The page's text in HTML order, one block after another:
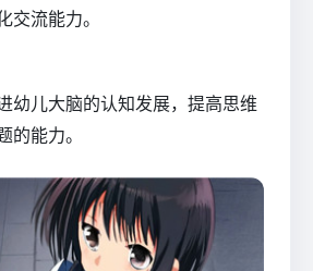
交流能力。
幼儿大脑的认知发展，提高思维
的能力。